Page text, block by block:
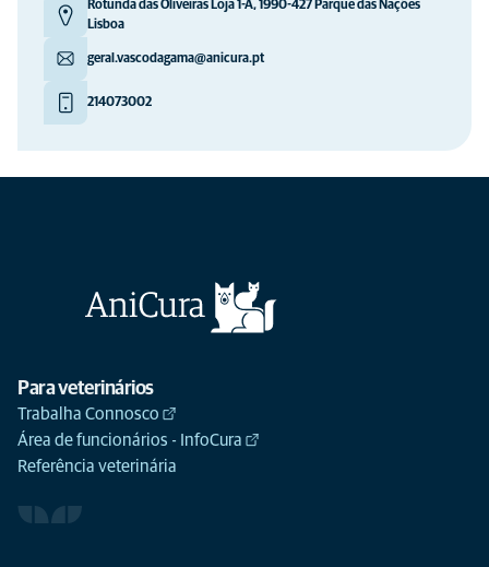
Rotunda das Oliveiras Loja 1-A, 1990-427 Parque das Nações
Lisboa
geral.vascodagama@anicura.pt
214073002
Para veterinários
Trabalha Connosco
Área de funcionários - InfoCura
Referência veterinária